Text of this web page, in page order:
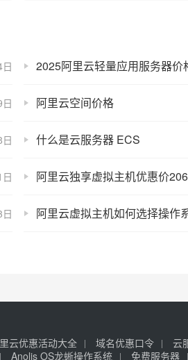
阿里云空间价格
什么是云服务器 ECS
云优惠活动大全 域名优惠口令 云
Anolis OS龙蜥操作系统 免费服务器